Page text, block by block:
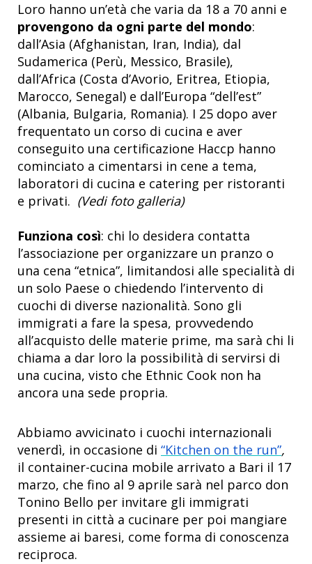
Loro hanno un’età che varia da 18 a 70 anni e
provengono da ogni parte del mondo:
dall’Asia (Afghanistan, Iran, India), dal
Sudamerica (Perù, Messico, Brasile),
dall’Africa (Costa d’Avorio, Eritrea, Etiopia,
Marocco, Senegal) e dall’Europa “dell’est”
(Albania, Bulgaria, Romania). I 25 dopo aver
frequentato un corso di cucina e aver
conseguito una certificazione Haccp hanno
cominciato a cimentarsi in cene a tema,
laboratori di cucina e catering per ristoranti
e privati. (Vedi foto galleria)
Funziona così: chi lo desidera contatta
l’associazione per organizzare un pranzo o
una cena “etnica”, limitandosi alle specialità di
un solo Paese o chiedendo l’intervento di
cuochi di diverse nazionalità. Sono gli
immigrati a fare la spesa, provvedendo
all’acquisto delle materie prime, ma sarà chi li
chiama a dar loro la possibilità di servirsi di
una cucina, visto che Ethnic Cook non ha
ancora una sede propria.
Abbiamo avvicinato i cuochi internazionali
venerdì, in occasione di “Kitchen on the run”,
il container-cucina mobile arrivato a Bari il 17
marzo, che fino al 9 aprile sarà nel parco don
Tonino Bello per invitare gli immigrati
presenti in città a cucinare per poi mangiare
assieme ai baresi, come forma di conoscenza
reciproca.